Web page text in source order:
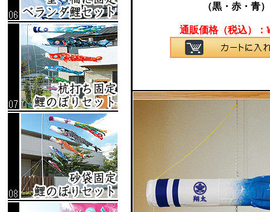
（黒・赤・青）
通販価格（税込）：